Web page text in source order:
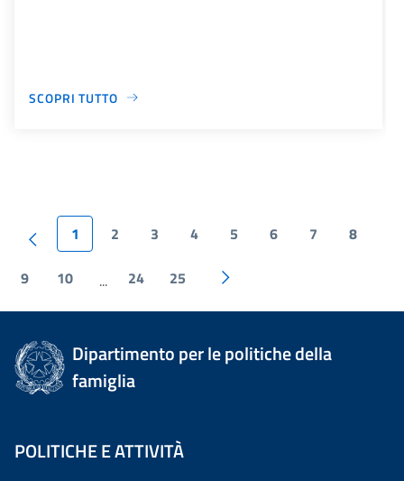
SCOPRI TUTTO
1 2 3 4 5 6 7 8
9 10 ... 24 25
Dipartimento per le politiche della
famiglia
POLITICHE E ATTIVITÀ